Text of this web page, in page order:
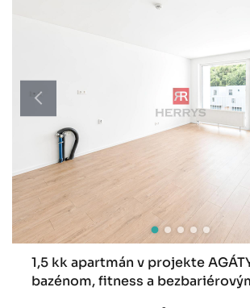
1,5 kk apartmán v projekte
bazénom, fitness a